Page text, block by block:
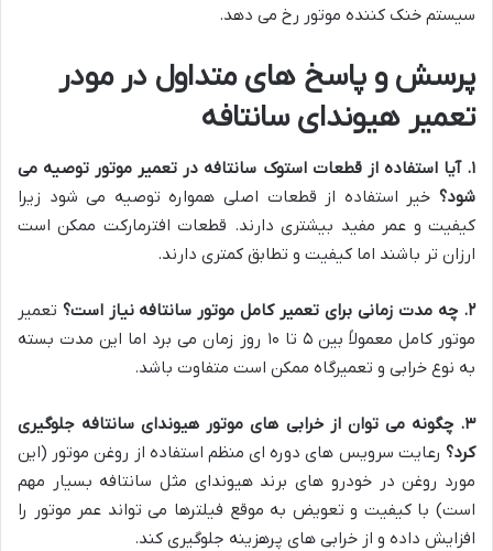
سیستم خنک کننده موتور رخ می دهد.
پرسش و پاسخ های متداول در مودر
تعمیر هیوندای سانتافه
۱.آیا استفاده از قطعات استوک سانتافه در تعمیر موتور توصیه می
شود؟ خیر استفاده از قطعات اصلی همواره توصیه می شود زیرا
کیفیت و عمر مفید بیشتری دارند. قطعات افترمارکت ممکن است
ارزان تر باشند اما کیفیت و تطابق کمتری دارند.
۲. چه مدت زمانی برای تعمیر کامل موتور سانتافه نیاز است؟ تعمیر
موتور کامل معمولاً بین ۵ تا ۱۰ روز زمان می برد اما این مدت بسته
به نوع خرابی و تعمیرگاه ممکن است متفاوت باشد.
۳.چگونه می توان از خرابی های موتور هیوندای سانتافه جلوگیری
کرد؟ رعایت سرویس های دوره ای منظم استفاده از روغن موتور (این
مورد روغن در خودرو های برند هیوندای مثل سانتافه بسیار مهم
است) با کیفیت و تعویض به موقع فیلترها می تواند عمر موتور را
افزایش داده و از خرابی های پرهزینه جلوگیری کند.